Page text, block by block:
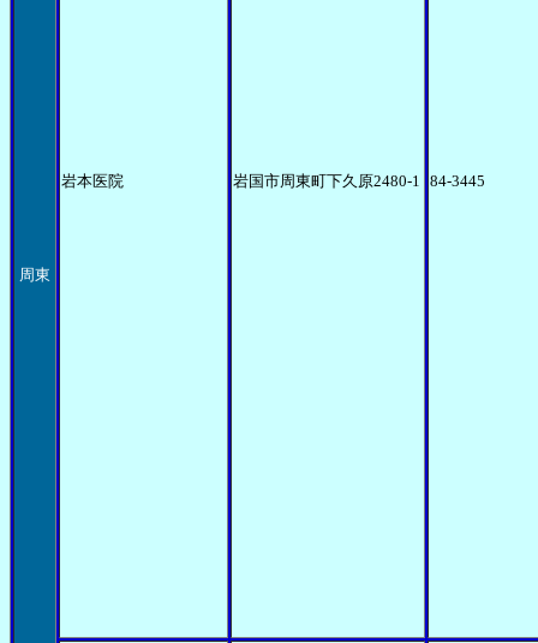
周東
岩本医院 岩国市周東町下久原2480-1 84-3445